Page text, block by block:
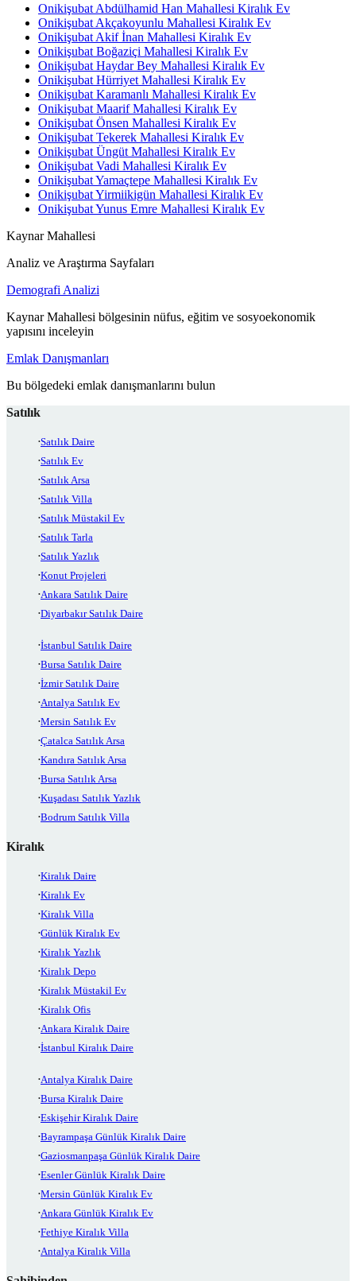
Onikişubat Abdülhamid Han Mahallesi Kiralık Ev
Onikişubat Akçakoyunlu Mahallesi Kiralık Ev
Onikişubat Akif İnan Mahallesi Kiralık Ev
Onikişubat Boğaziçi Mahallesi Kiralık Ev
Onikişubat Haydar Bey Mahallesi Kiralık Ev
Onikişubat Hürriyet Mahallesi Kiralık Ev
Onikişubat Karamanlı Mahallesi Kiralık Ev
Onikişubat Maarif Mahallesi Kiralık Ev
Onikişubat Önsen Mahallesi Kiralık Ev
Onikişubat Tekerek Mahallesi Kiralık Ev
Onikişubat Üngüt Mahallesi Kiralık Ev
Onikişubat Vadi Mahallesi Kiralık Ev
Onikişubat Yamaçtepe Mahallesi Kiralık Ev
Onikişubat Yirmiikigün Mahallesi Kiralık Ev
Onikişubat Yunus Emre Mahallesi Kiralık Ev
Kaynar Mahallesi
Analiz ve Araştırma Sayfaları
Demografi Analizi
Kaynar Mahallesi bölgesinin nüfus, eğitim ve sosyoekonomik
yapısını inceleyin
Emlak Danışmanları
Bu bölgedeki emlak danışmanlarını bulun
Satılık
Satılık Daire
Satılık Ev
Satılık Arsa
Satılık Villa
Satılık Müstakil Ev
Satılık Tarla
Satılık Yazlık
Konut Projeleri
Ankara Satılık Daire
Diyarbakır Satılık Daire
İstanbul Satılık Daire
Bursa Satılık Daire
İzmir Satılık Daire
Antalya Satılık Ev
Mersin Satılık Ev
Çatalca Satılık Arsa
Kandıra Satılık Arsa
Bursa Satılık Arsa
Kuşadası Satılık Yazlık
Bodrum Satılık Villa
Kiralık
Kiralık Daire
Kiralık Ev
Kiralık Villa
Günlük Kiralık Ev
Kiralık Yazlık
Kiralık Depo
Kiralık Müstakil Ev
Kiralık Ofis
Ankara Kiralık Daire
İstanbul Kiralık Daire
Antalya Kiralık Daire
Bursa Kiralık Daire
Eskişehir Kiralık Daire
Bayrampaşa Günlük Kiralık Daire
Gaziosmanpaşa Günlük Kiralık Daire
Esenler Günlük Kiralık Daire
Mersin Günlük Kiralık Ev
Ankara Günlük Kiralık Ev
Fethiye Kiralık Villa
Antalya Kiralık Villa